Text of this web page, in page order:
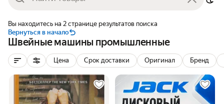
Вы находитесь на 2 странице результатов поиска
Вернуться в начало
Швейные машины промышленные
Цена Срок доставки Оригинал Бренд